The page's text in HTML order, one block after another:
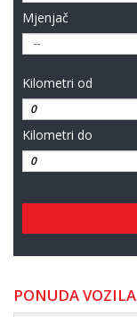
Mjenjač
Kilometri od
Kilometri do
PONUDA VOZILA